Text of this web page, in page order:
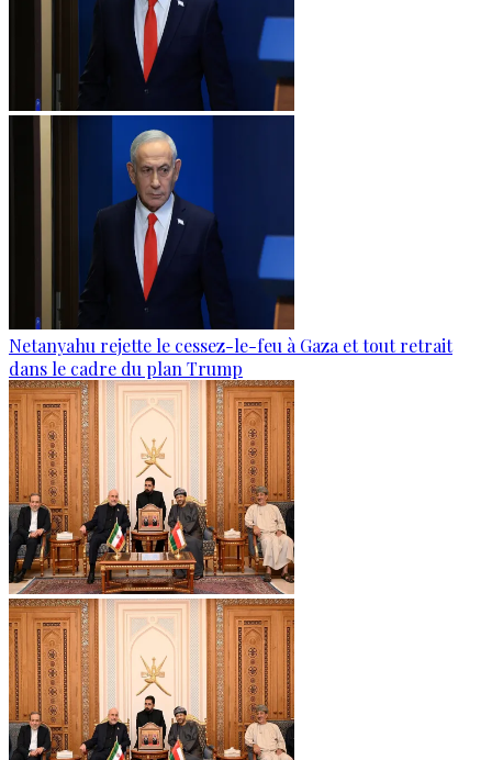
Netanyahu rejette le cessez-le-feu à Gaza et tout retrait
dans le cadre du plan Trump